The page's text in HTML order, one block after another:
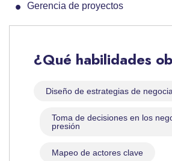
Gerencia de proyectos
¿Qué habilidades
Diseño de estrategias de
Toma de decisiones en los
presión
Mapeo de actores clave